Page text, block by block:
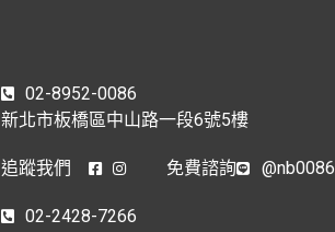
02-8952-0086
新北市板橋區中山路一段6號5樓
追蹤我們 免費諮詢 @nb0086
02-2428-7266